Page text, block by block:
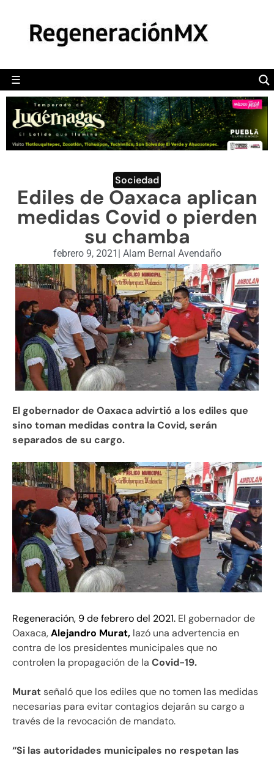
☰
POLÍTICA
CAMALEÓN
OPINIÓN
DEPORTES
ENGLISH SECTION
VIDEOS
Sociedad
Ediles de Oaxaca aplican
medidas Covid o pierden
su chamba
febrero 9, 2021 | Alam Bernal Avendaño
El gobernador de Oaxaca advirtió a los ediles que
sino toman medidas contra la Covid, serán
separados de su cargo.
Regeneración, 9 de febrero del 2021. El gobernador de
Oaxaca,Alejandro Murat, lazó una advertencia en
contra de los presidentes municipales que no
controlen la propagación de la Covid-19.
Muratseñaló que los ediles que no tomen las medidas
necesarias para evitar contagios dejarán su cargo a
través de la revocación de mandato.
“Si las autoridades municipales no respetan las